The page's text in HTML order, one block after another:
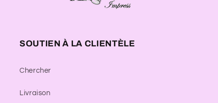
SOUTIEN À LA CLIENTÈLE
Chercher
Livraison